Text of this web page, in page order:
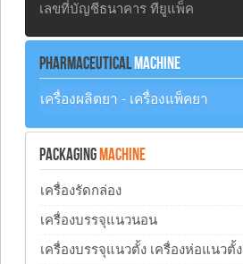
เลขที่บัญชีธนาคาร ทียูแพ็ค
PHARMACEUTICALMACHINE
เครื่องผลิตยา - เครื่องแพ็คยา
PACKAGING MACHINE
เครื่องรัดกล่อง
เครื่องบรรจุแนวนอน
เครื่องบรรจุแนวตั้ง เครื่องห่อแนวตั้ง